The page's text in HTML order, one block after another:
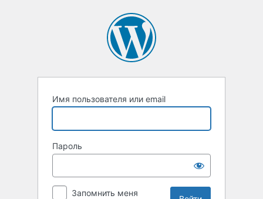
Имя пользователя или email
Пароль
Запомнить меня